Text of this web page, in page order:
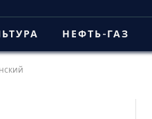
НЕФТЬ-ГАЗ